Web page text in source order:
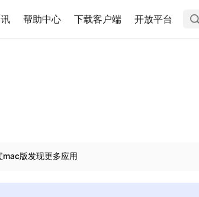
帮助中心 下载客户端 开放平台
版发现更多应用